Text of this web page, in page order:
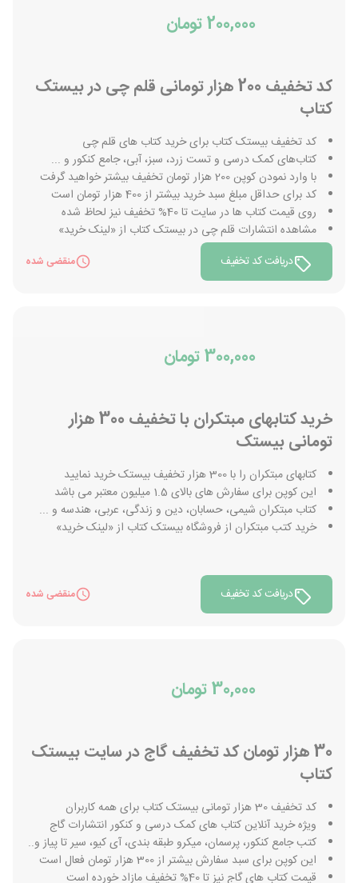
200,000 تومان
کد تخفیف 200 هزار تومانی قلم چی در بیستک
کتاب
کد تخفیف بیستک کتاب برای خرید کتاب های قلم چی
کتاب‌های کمک درسی و تست زرد، سبز، آبی، جامع کنکور و ...
با وارد نمودن کوپن 200 هزار تومان تخفیف بیشتر خواهید گرفت
کد برای حداقل مبلغ سبد خرید بیشتر از 400 هزار تومان است
روی قیمت کتاب ها در سایت تا 40% تخفیف نیز لحاظ شده
مشاهده انتشارات قلم چی در بیستک کتاب از «لینک خرید»
دریافت کد تخفیف
منقضی شده
300,000 تومان
خرید کتابهای مبتکران با تخفیف 300 هزار
تومانی بیستک
کتابهای مبتکران را با 300 هزار تخفیف بیستک خرید نمایید
این کوپن برای سفارش های بالای 1.5 میلیون معتبر می باشد
کتاب مبتکران شیمی، حسابان، دین و زندگی، عربی، هندسه و ...
خرید کتب مبتکران از فروشگاه بیستک کتاب از «لینک خرید»
دریافت کد تخفیف منقضی شده
30,000 تومان
30 هزار تومان کد تخفیف گاج در سایت بیستک
کتاب
کد تخفیف 30 هزار تومانی بیستک کتاب برای همه کاربران
ویژه خرید آنلاین کتاب های کمک درسی و کنکور انتشارات گاج
کتب جامع کنکور، پرسمان، میکرو طبقه بندی، آی کیو، سیر تا پیاز و..
این کوپن برای سبد سفارش بیشتر از 300 هزار تومان فعال است
قیمت کتاب های گاج نیز تا 40% تخفیف مازاد خورده است